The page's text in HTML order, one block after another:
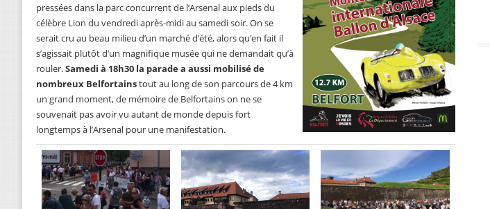
pressées dans la parc concurrent de l’Arsenal aux pieds du
célèbre Lion du vendredi après-midi au samedi soir. On se
serait cru au beau milieu d’un marché d’été, alors qu’en fait il
s’agissait plutôt d’un magnifique musée qui ne demandait qu’à
rouler.Samedi à 18h30 la parade a aussi mobilisé de
nombreux Belfortainstout au long de son parcours de 4 km
un grand moment, de mémoire de Belfortains on ne se
souvenait pas avoir vu autant de monde depuis fort
longtemps à l’Arsenal pour une manifestation.